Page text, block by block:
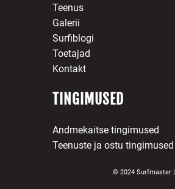
Teenus
Galerii
Surfiblogi
Toetajad
Kontakt
TINGIMUSED
Andmekaitse tingimused
Teenuste ja ostu tingimused
© 2024 Surfmaster |